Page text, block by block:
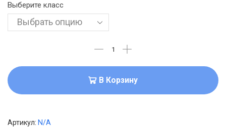
Выберите класс
В Корзину
Артикул: N/A